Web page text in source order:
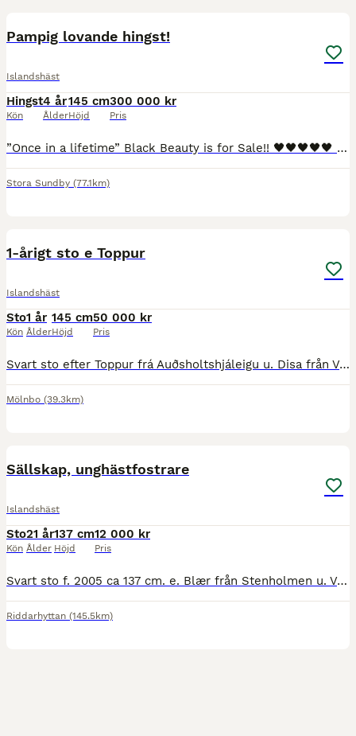
Pampig lovande hingst!
Islandshäst
Hingst
Kön
4 år
Ålder
145 cm
Höjd
300 000 kr
Pris
”Once in a lifetime” Black Beauty is for Sale!! 🖤🖤🖤🖤🖤 Finns även en skimmel, nykastrerad ung och fräsch! Syns på bilderna, just nu 125 000 kr
Stora Sundby (77.1km)
1-årigt sto e Toppur
Islandshäst
Sto
Kön
1 år
Ålder
145 cm
Höjd
50 000 kr
Pris
Svart sto efter Toppur frá Auðsholtshjáleigu u. Disa från Väsby Stuteri. En feminin och långbent unghäst med trevligt temperament och utstrålning. I stammen finns bland annat Víglundur frá Vestra-Fíf
Mölnbo (39.3km)
Sällskap, unghästfostrare
Islandshäst
Sto
Kön
21 år
Ålder
137 cm
Höjd
12 000 kr
Pris
Svart sto f. 2005 ca 137 cm. e. Blær från Stenholmen u. Vordis från Broaskog Hon har varit avelssto större delen av sitt liv, hon fått 8 föl och igångsatt hos dåvarande ägaren i dec 2023 efter blivi
Riddarhyttan (145.5km)